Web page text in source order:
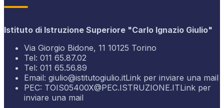
Istituto di Istruzione Superiore "Carlo Ignazio Giulio"
Via Giorgio Bidone, 11 10125 Torino
Tel: 011 65.87.02
Tel: 011 65.56.89
Email: giulio@istitutogiulio.itLink per inviare una mail
PEC: TOIS05400X@PEC.ISTRUZIONE.ITLink per
inviare una mail